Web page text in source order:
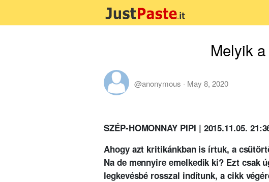
Melyik
@anonymous · May 8, 2020
SZÉP-HOMONNAY PIPI | 2015.11.05.
Ahogy azt kritikánkban is írtuk, a
Na de mennyire emelkedik ki? Ezt csak
legkevésbé rosszal indítunk, a cikk